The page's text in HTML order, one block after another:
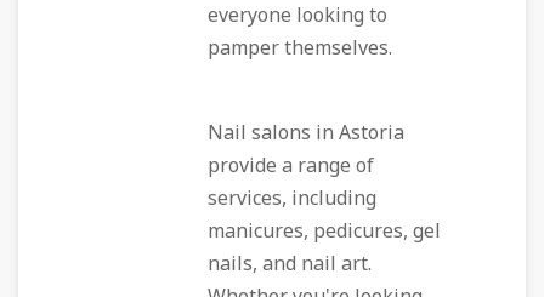
everyone looking to
pamper themselves.
Nail salons in Astoria
provide a range of
services, including
manicures, pedicures, gel
nails, and nail art.